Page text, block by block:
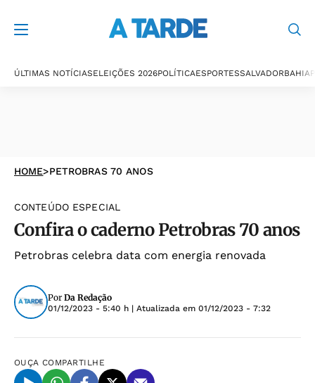
ÚLTIMAS NOTÍCIASELEIÇÕES 2026POLÍTICAESPORTESSALVADORBAHIA
HOME>PETROBRAS 70 ANOS
CONTEÚDO ESPECIAL
Confira o caderno Petrobras 70 anos
Petrobras celebra data com energia renovada
Por Da Redação
01/12/2023 - 5:40 h | Atualizada em 01/12/2023 - 7:32
OUÇA COMPARTILHE